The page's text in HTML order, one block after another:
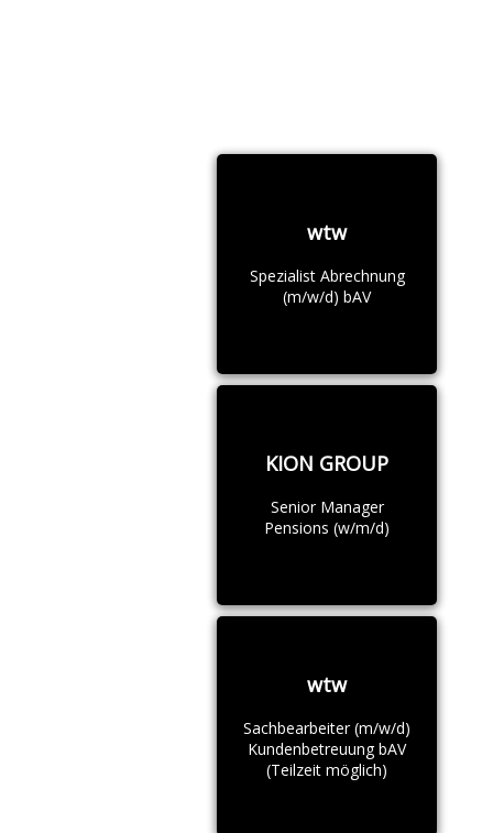
wtw
Spezialist Abrechnung
(m/w/d) bAV
KION GROUP
Senior Manager
Pensions (w/m/d)
wtw
Sachbearbeiter (m/w/d)
Kundenbetreuung bAV
(Teilzeit möglich)